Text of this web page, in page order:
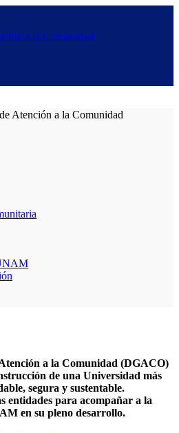
a la Comunidad (DGACO)
de una Universidad más
segura y sustentable.
entidades para acompañar a la
en su pleno desarrollo.